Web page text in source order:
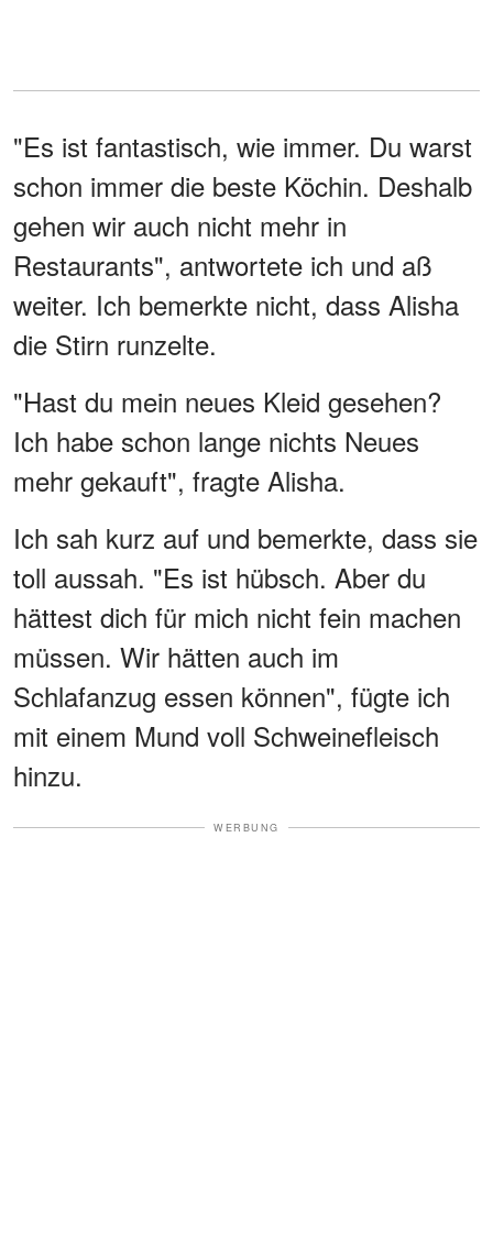
"Es ist fantastisch, wie immer. Du warst
schon immer die beste Köchin. Deshalb
gehen wir auch nicht mehr in
Restaurants", antwortete ich und aß
weiter. Ich bemerkte nicht, dass Alisha
die Stirn runzelte.
"Hast du mein neues Kleid gesehen?
Ich habe schon lange nichts Neues
mehr gekauft", fragte Alisha.
Ich sah kurz auf und bemerkte, dass sie
toll aussah. "Es ist hübsch. Aber du
hättest dich für mich nicht fein machen
müssen. Wir hätten auch im
Schlafanzug essen können", fügte ich
mit einem Mund voll Schweinefleisch
hinzu.
WERBUNG